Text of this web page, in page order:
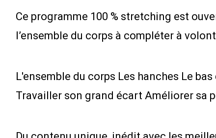
Ce programme 100 % stretching est
l’ensemble du corps à compléter à
L'ensemble du corps Les hanches Le
Travailler son grand écart Améliorer sa